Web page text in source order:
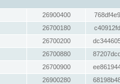
26900400
26700180
26700200
26700880
26700900
26900280